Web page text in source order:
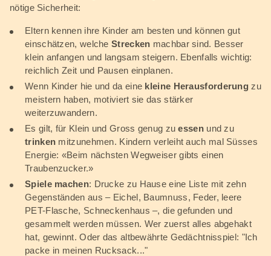
nötige Sicherheit:
Eltern kennen ihre Kinder am besten und können gut
einschätzen, welcheStrecken machbar sind. Besser
klein anfangen und langsam steigern. Ebenfalls wichtig:
reichlich Zeit und Pausen einplanen.
Wenn Kinder hie und da eine kleine Herausforderung zu
meistern haben, motiviert sie das stärker
weiterzuwandern.
Es gilt, für Klein und Gross genug zuessen und zu
trinken mitzunehmen. Kindern verleiht auch mal Süsses
Energie: «Beim nächsten Wegweiser gibts einen
Traubenzucker.»
Spiele machen: Drucke zu Hause eine Liste mit zehn
Gegenständen aus – Eichel, Baumnuss, Feder, leere
PET-Flasche, Schneckenhaus –, die gefunden und
gesammelt werden müssen. Wer zuerst alles abgehakt
hat, gewinnt. Oder das altbewährte Gedächtnisspiel: "Ich
packe in meinen Rucksack..."